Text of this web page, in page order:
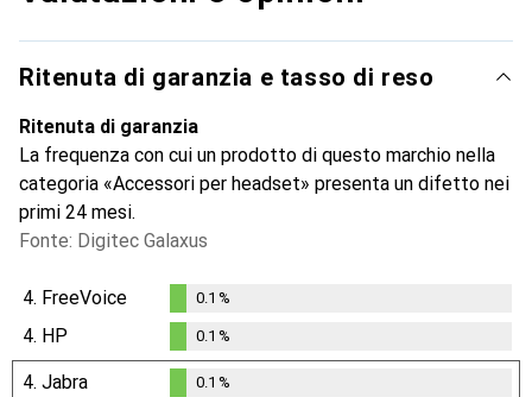
Ritenuta di garanzia e tasso di reso
Ritenuta di garanzia
La frequenza con cui un prodotto di questo marchio nella
categoria «Accessori per headset» presenta un difetto nei
primi 24 mesi.
Fonte: Digitec Galaxus
4. FreeVoice
%
0.1 %
4. HP
0.1%
0.1 %
4. Jabra 0.1 %